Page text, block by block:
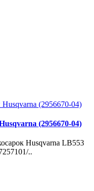
(2956670-04)
Husqvarna LB553
..